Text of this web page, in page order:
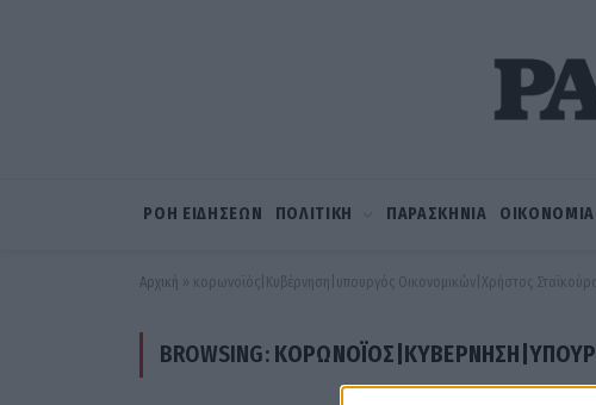
ΡΟΗ ΕΙΔΗΣΕΩΝ ΠΟΛΙΤΙΚΗ ΠΑΡΑΣΚΗΝΙΑ ΟΙΚΟΝΟΜΙΑ
Αρχική » κορωνοϊός|Κυβέρνηση|υπουργός Οικονομικών|Χρήστος
BROWSING: